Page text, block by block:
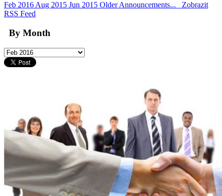
Feb 2016 Aug 2015 Jun 2015 Older Announcements...
Zobrazit
RSS Feed
By Month